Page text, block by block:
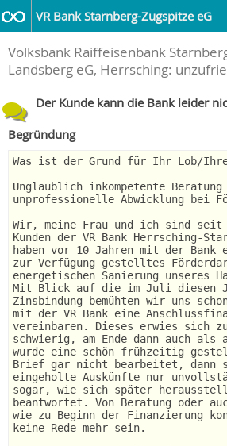
VR Bank Starnberg-Zugspitze eG
Volksbank Raiffeisenbank
Landsberg eG, Herrsching:
Der Kunde kann die Bank leider
Begründung
Was ist der Grund für Ihr Lob/
Unglaublich inkompetente Beratung
unprofessionelle Abwicklung bei
Wir, meine Frau und ich sind seit
Kunden der VR Bank Herrsching-
haben vor 10 Jahren mit der Bank
zur Verfügung gestelltes
energetischen Sanierung unseres
Mit Blick auf die im Juli diesen
Zinsbindung bemühten wir uns
mit der VR Bank eine
vereinbaren. Dieses erwies sich
schwierig, am Ende dann auch als
wurde eine schön frühzeitig
Brief gar nicht bearbeitet, dann
eingeholte Auskünfte nur
sogar, wie sich später
beantwortet. Von Beratung oder
wie zu Beginn der Finanzierung
keine Rede mehr sein.